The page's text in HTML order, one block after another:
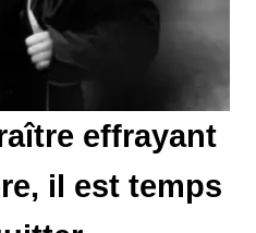
effrayant
il est temps